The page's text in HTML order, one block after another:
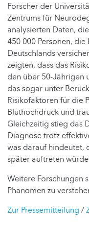
Forscher der
Zentrums für
analysierten Daten,
450 000 Personen,
Deutschlands
zeigten, dass das
den über 50-Jährigen
das sogar unter
Risikofaktoren für die
Bluthochdruck und
Gleichzeitig stieg das
Diagnose trotz
was darauf hindeutet,
später auftreten
Weitere Forschungen
Phänomen zu
Zur Pressemitteilung /